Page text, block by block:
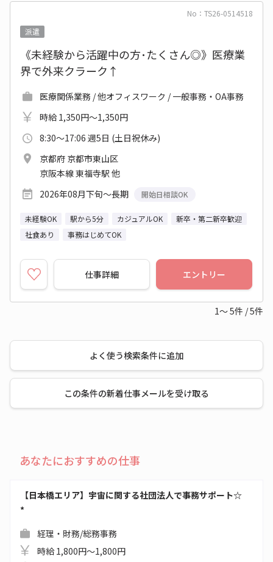
No：TS26-0514518
派遣
《未経験から活躍中の方･たくさん◎》医療業
界で外来クラーク↑
医療関係業務 / 他オフィスワーク / 一般事務・OA事務
時給 1,350円～1,350円
8:30～17:06 週5日 (土日祝休み)
京都府 京都市東山区
京阪本線 東福寺駅 他
2026年08月下旬～長期
開始日相談OK
未経験OK 駅から5分 カジュアルOK
新卒・第二新卒歓迎
社食あり
事務はじめてOK
仕事詳細 エントリー
1～5件 /5件
よく使う検索条件に追加
この条件の新着仕事メールを受け取る
あなたにおすすめの仕事
【日本橋エリア】宇宙に関する社団法人で事務サポート☆
*
経理・財務/総務事務
時給 1,800円～1,800円